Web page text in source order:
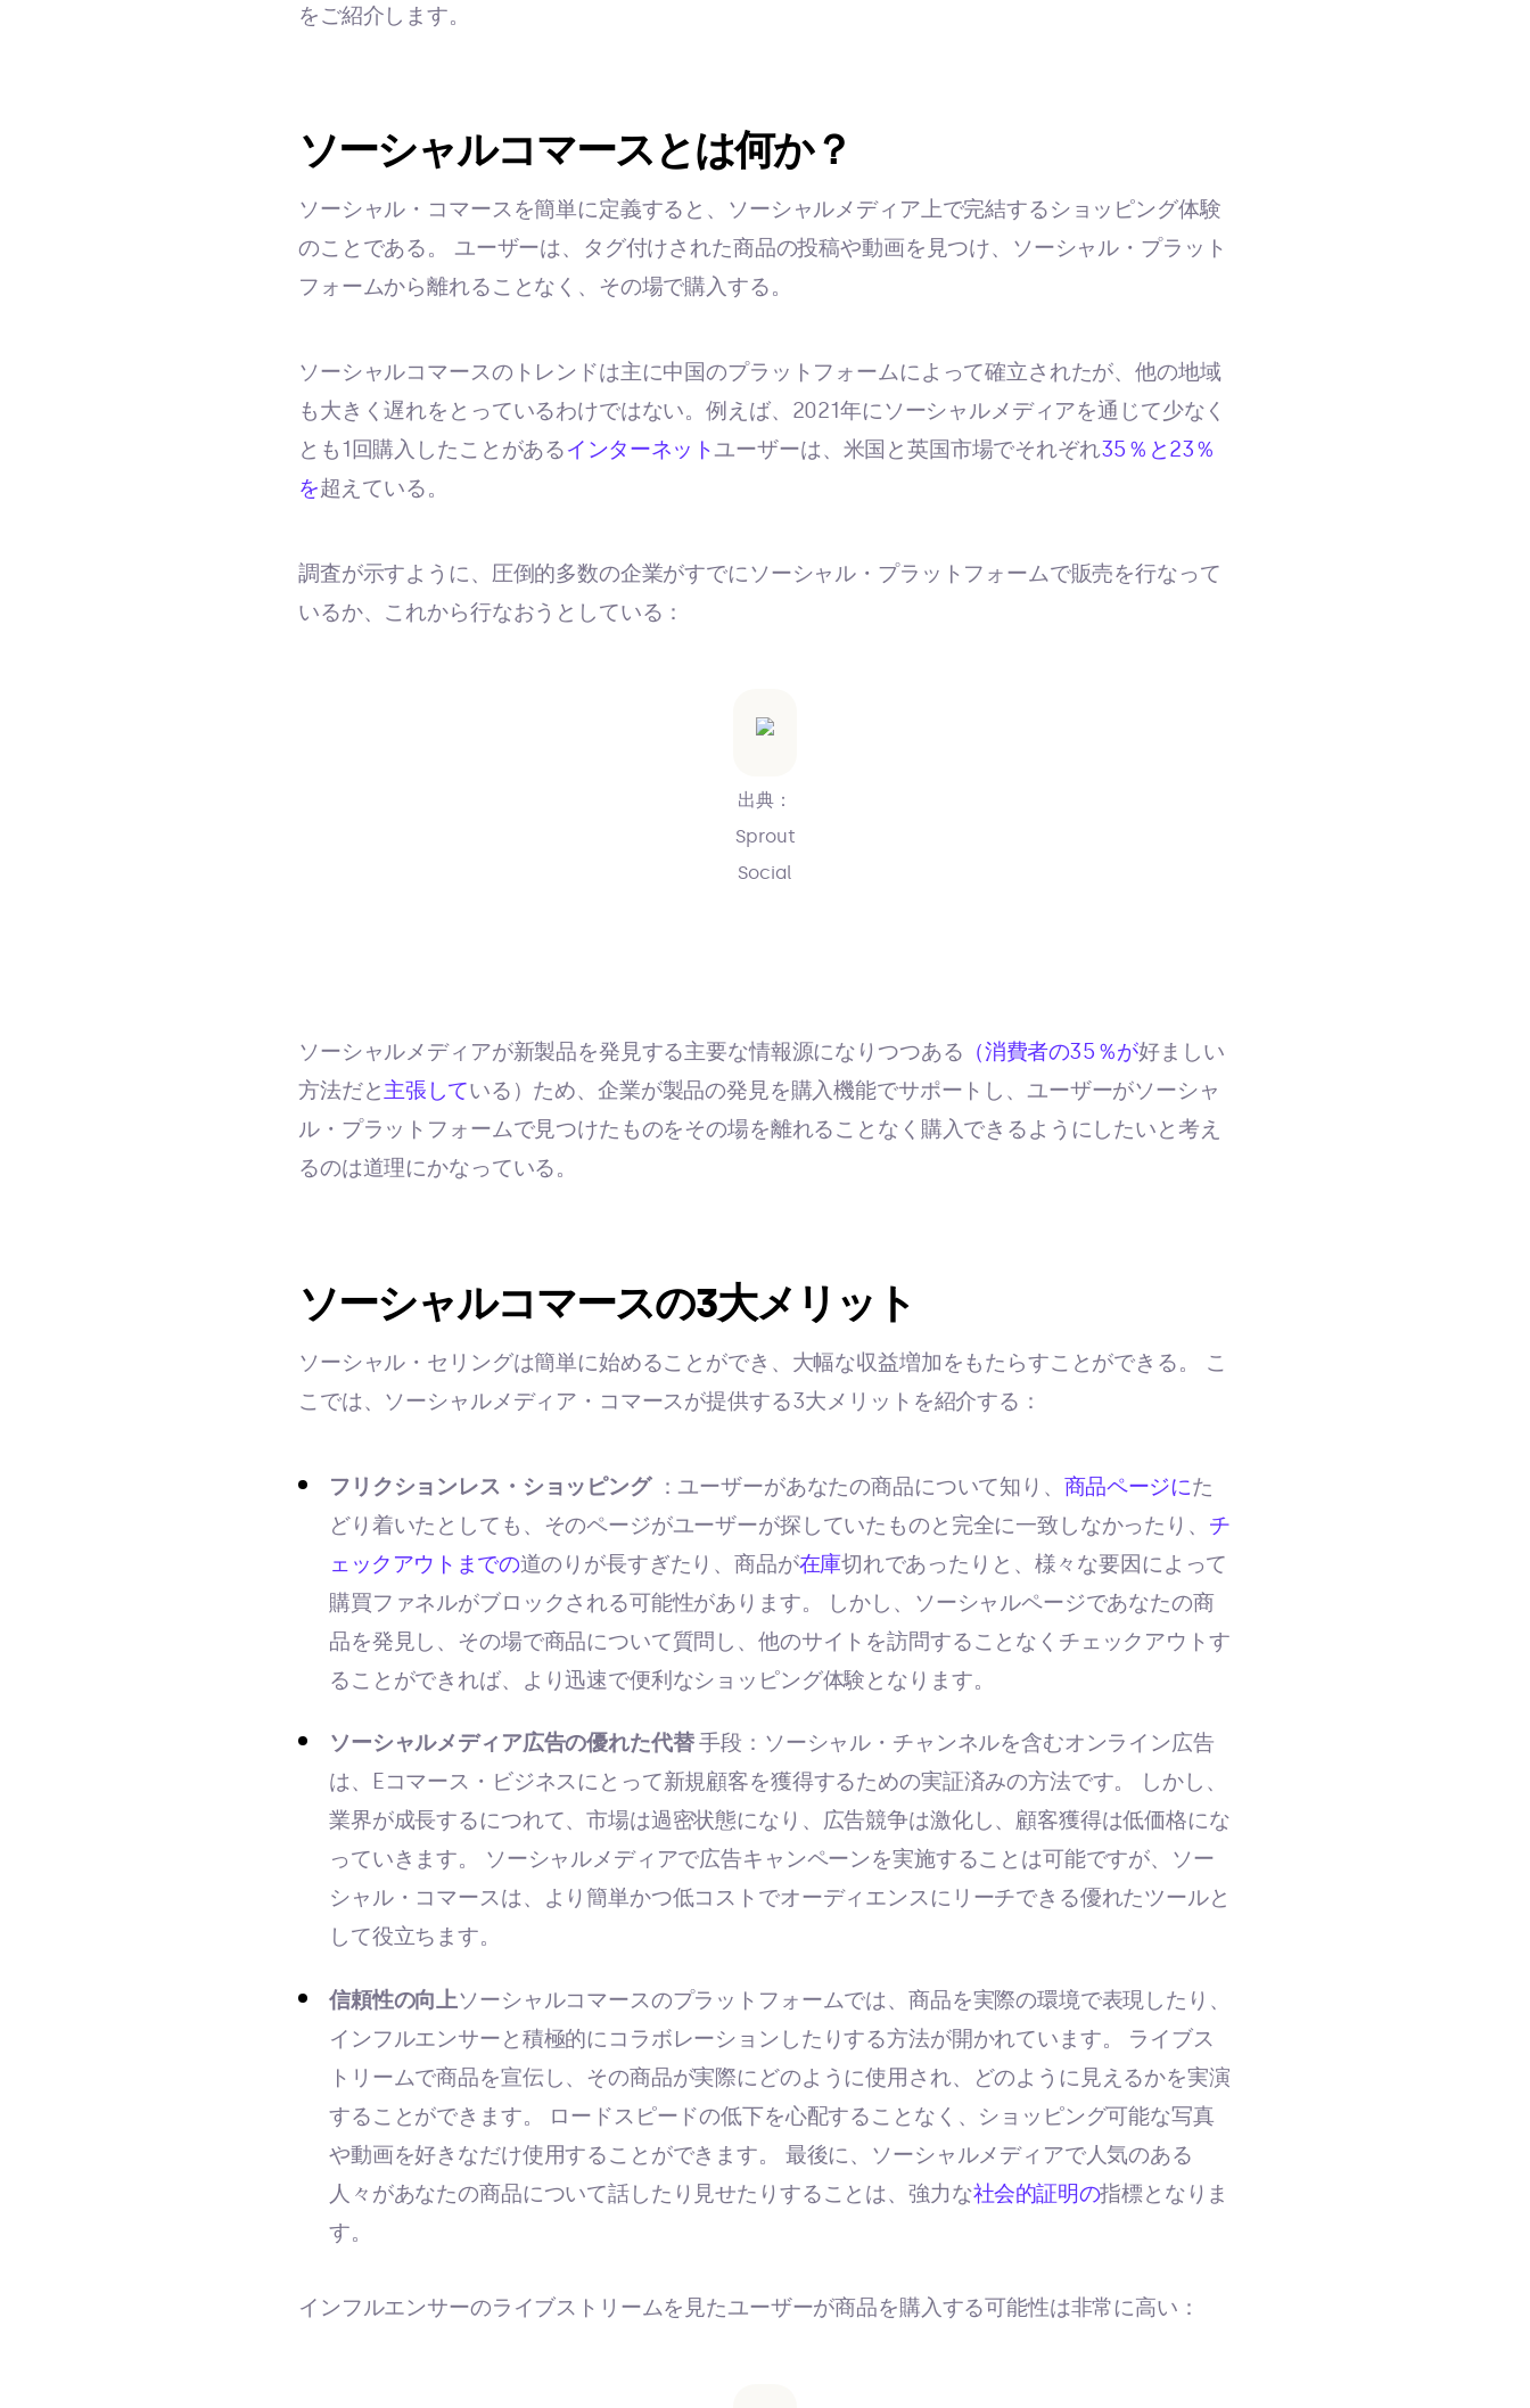
をご紹介します。
ソーシャルコマースとは何か？
ソーシャル・コマースを簡単に定義すると、ソーシャルメディア上で完結するショッピング体験
のことである。 ユーザーは、タグ付けされた商品の投稿や動画を見つけ、ソーシャル・プラット
フォームから離れることなく、その場で購入する。
ソーシャルコマースのトレンドは主に中国のプラットフォームによって確立されたが、他の地域
も大きく遅れをとっているわけではない。例えば、2021年にソーシャルメディアを通じて少なく
とも1回購入したことがあるインターネットユーザーは、米国と英国市場でそれぞれ35％と23％
を超えている。
調査が示すように、圧倒的多数の企業がすでにソーシャル・プラットフォームで販売を行なって
いるか、これから行なおうとしている：
出典：
Sprout
Social
ソーシャルメディアが新製品を発見する主要な情報源になりつつある （消費者の35％が好ましい
方法だと主張している）ため、企業が製品の発見を購入機能でサポートし、ユーザーがソーシャ
ル・プラットフォームで見つけたものをその場を離れることなく購入できるようにしたいと考え
るのは道理にかなっている。
ソーシャルコマースの3大メリット
ソーシャル・セリングは簡単に始めることができ、大幅な収益増加をもたらすことができる。 こ
こでは、ソーシャルメディア・コマースが提供する3大メリットを紹介する：
フリクションレス・ショッピング ：ユーザーがあなたの商品について知り、 商品ページにた
どり着いたとしても、そのページがユーザーが探していたものと完全に一致しなかったり、 チ
ェックアウトまでの道のりが長すぎたり、商品が在庫切れであったりと、様々な要因によって
購買ファネルがブロックされる可能性があります。 しかし、ソーシャルページであなたの商
品を発見し、その場で商品について質問し、他のサイトを訪問することなくチェックアウトす
ることができれば、より迅速で便利なショッピング体験となります。
ソーシャルメディア広告の優れた代替手段：ソーシャル・チャンネルを含むオンライン広告
は、Eコマース・ビジネスにとって新規顧客を獲得するための実証済みの方法です。 しかし、
業界が成長するにつれて、市場は過密状態になり、広告競争は激化し、顧客獲得は低価格にな
っていきます。 ソーシャルメディアで広告キャンペーンを実施することは可能ですが、ソー
シャル・コマースは、より簡単かつ低コストでオーディエンスにリーチできる優れたツールと
して役立ちます。
信頼性の向上ソーシャルコマースのプラットフォームでは、商品を実際の環境で表現したり、
インフルエンサーと積極的にコラボレーションしたりする方法が開かれています。 ライブス
トリームで商品を宣伝し、その商品が実際にどのように使用され、どのように見えるかを実演
することができます。 ロードスピードの低下を心配することなく、ショッピング可能な写真
や動画を好きなだけ使用することができます。 最後に、ソーシャルメディアで人気のある
人々があなたの商品について話したり見せたりすることは、強力な社会的証明の指標となりま
す。
インフルエンサーのライブストリームを見たユーザーが商品を購入する可能性は非常に高い：